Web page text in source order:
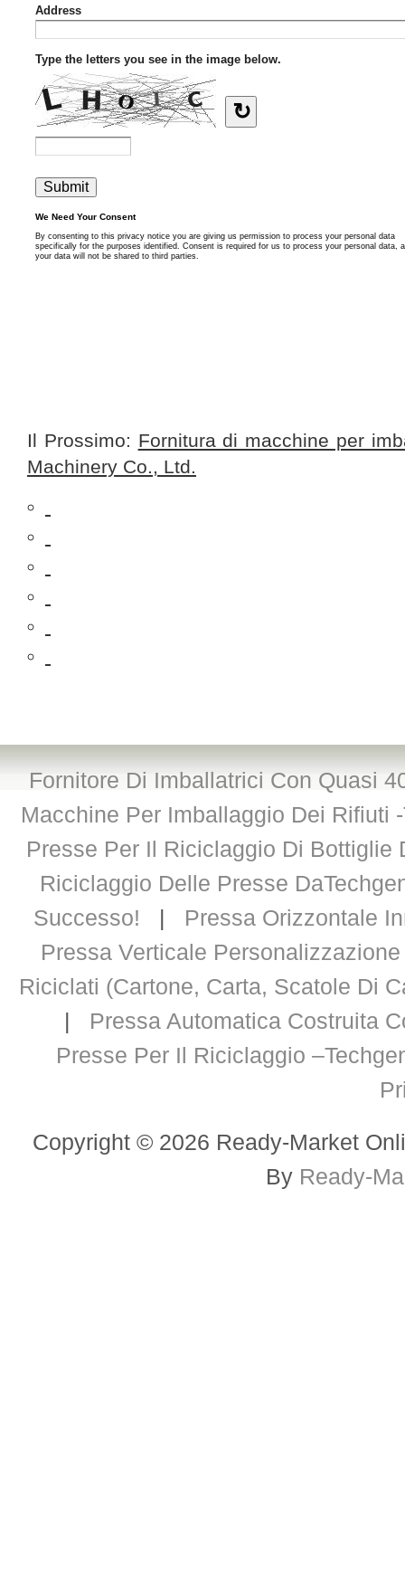
Il Prossimo: Fornitura di macchine per
Machinery Co., Ltd.
Fornitore Di Imballatrici Con Quasi
Macchine Per Imballaggio Dei Rifiuti
Presse Per Il Riciclaggio Di Bottiglie
Riciclaggio Delle Presse
Successo! | Pressa Orizzontale
Pressa Verticale Personalizzazione
Riciclati (cartone, Carta, Scatole Di
| Pressa Automatica Costruita
Presse Per Il Riciclaggio
Copyright © 2026 Ready-Market
By Ready-